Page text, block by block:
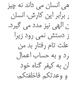
انسان می داند نه چیز
این کارش، انسان
نیز مدد می گیرد.
دستش نمی رود زیرا
تام رفتار بد من
و به حساب اعمال
به کیفر گناه خود
وعدتکم فاخلفتکم.